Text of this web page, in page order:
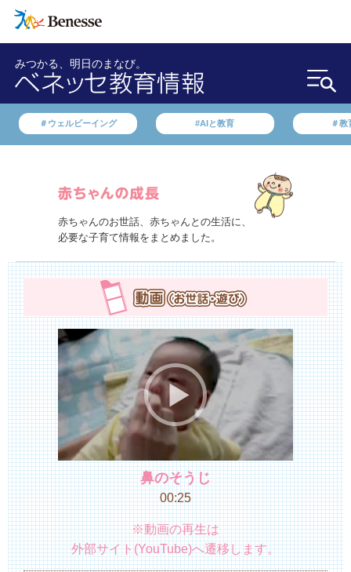
みつかる、明日のまなび。
＃ウェルビーイング #AIと教育 ＃教
赤ちゃんのお世話、赤ちゃんとの生活に、
必要な子育て情報をまとめました。
鼻のそうじ
00:25
※動画の再生は
外部サイト(YouTube)へ遷移します。